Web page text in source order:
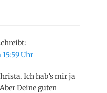
Uhr
Ich hab’s mir ja
Aber Deine guten